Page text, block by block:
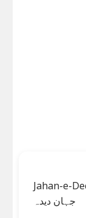
Jahan-e-
جہان دیدہ